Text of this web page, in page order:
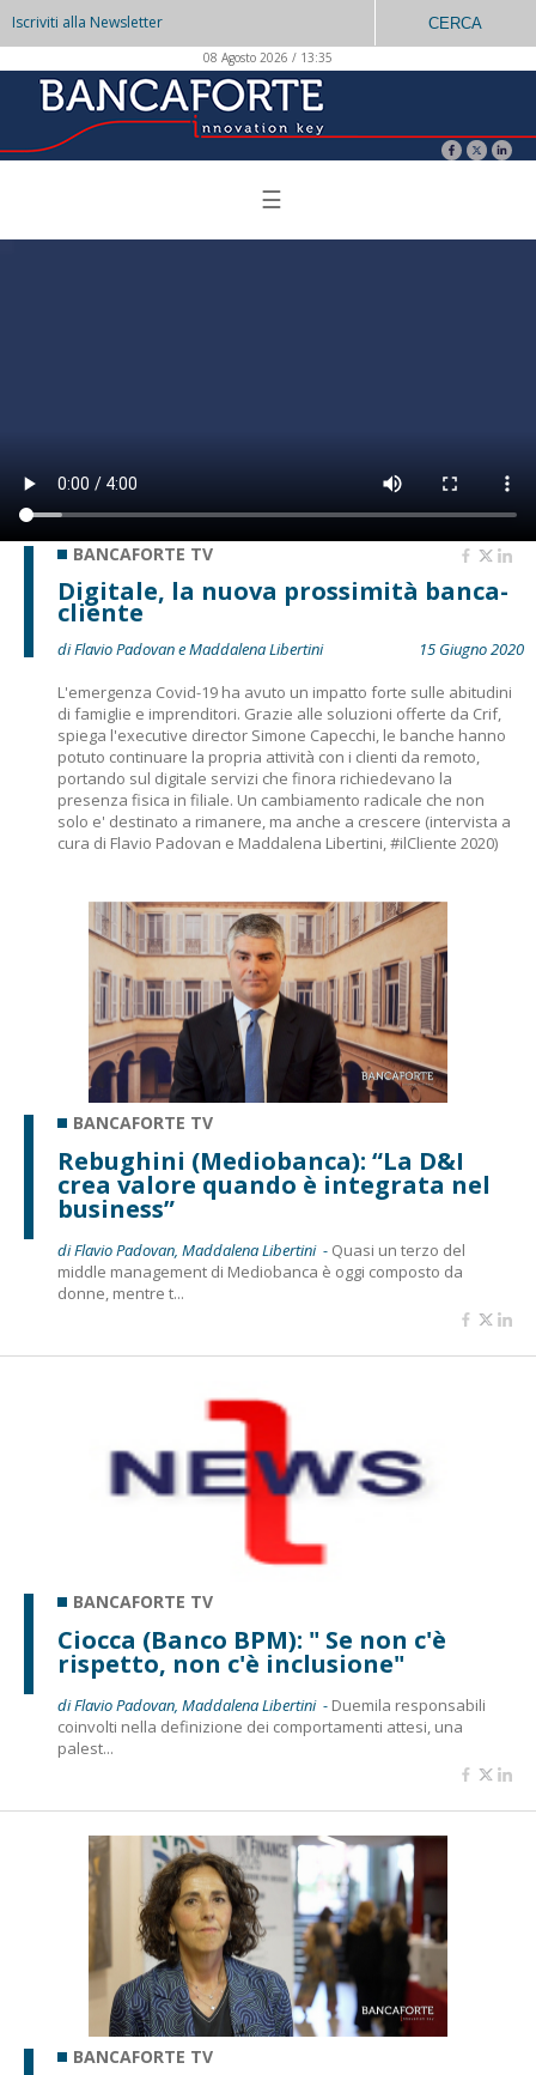
Iscriviti alla Newsletter CERCA
08 Agosto 2026 / 13:35
☰
BANCAFORTE TV
Digitale, la nuova prossimità banca-
cliente
di Flavio Padovan e Maddalena Libertini
15 Giugno 2020
L'emergenza Covid-19 ha avuto un impatto forte sulle abitudini
di famiglie e imprenditori. Grazie alle soluzioni offerte da Crif,
spiega l'executive director Simone Capecchi, le banche hanno
potuto continuare la propria attività con i clienti da remoto,
portando sul digitale servizi che finora richiedevano la
presenza fisica in filiale. Un cambiamento radicale che non
solo e' destinato a rimanere, ma anche a crescere (intervista a
cura di Flavio Padovan e Maddalena Libertini, #ilCliente 2020)
BANCAFORTE TV
Rebughini (Mediobanca): “La D&I
crea valore quando è integrata nel
business”
di Flavio Padovan, Maddalena Libertini - Quasi un terzo del
middle management di Mediobanca è oggi composto da
donne, mentre t...
BANCAFORTE TV
Ciocca (Banco BPM): " Se non c'è
rispetto, non c'è inclusione"
di Flavio Padovan, Maddalena Libertini - Duemila responsabili
coinvolti nella definizione dei comportamenti attesi, una
palest...
BANCAFORTE TV